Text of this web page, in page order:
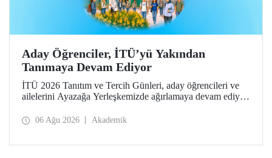
Aday Öğrenciler, İTÜ’yü Yakından
Tanımaya Devam Ediyor
İTÜ 2026 Tanıtım ve Tercih Günleri, aday öğrencileri ve
ailelerini Ayazağa Yerleşkemizde ağırlamaya devam ediyor.
ilgili fakülte ve birimler adaylara bilgi vermeye devam
06 Ağu 2026 Akademik